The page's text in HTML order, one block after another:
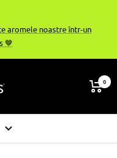
aromele noastre într-un
🤎
0